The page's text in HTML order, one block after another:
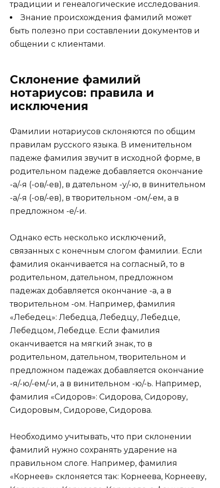
традиции и генеалогические исследования.
Знание происхождения фамилий может
быть полезно при составлении документов и
общении с клиентами.
Склонение фамилий
нотариусов: правила и
исключения
Фамилии нотариусов склоняются по общим
правилам русского языка. В именительном
падеже фамилия звучит в исходной форме, в
родительном падеже добавляется окончание
-а/-я (-ов/-ев), в дательном -у/-ю, в винительном
-а/-я (-ов/-ев), в творительном -ом/-ем, а в
предложном -е/-и.
Однако есть несколько исключений,
связанных с конечным слогом фамилии. Если
фамилия оканчивается на согласный, то в
родительном, дательном, предложном
падежах добавляется окончание -а, а в
творительном -ом. Например, фамилия
«Лебедец»: Лебедца, Лебедцу, Лебедце,
Лебедцом, Лебедце. Если фамилия
оканчивается на мягкий знак, то в
родительном, дательном, творительном и
предложном падежах добавляется окончание
-я/-ю/-ем/-и, а в винительном -ю/-ь. Например,
фамилия «Сидоров»: Сидорова, Сидорову,
Сидоровым, Сидорове, Сидорова.
Необходимо учитывать, что при склонении
фамилий нужно сохранять ударение на
правильном слоге. Например, фамилия
«Корнеев» склоняется так: Корнеева, Корнееву,